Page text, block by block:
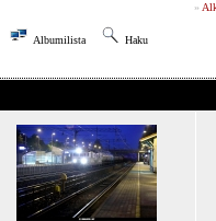
»
Albumilista Haku